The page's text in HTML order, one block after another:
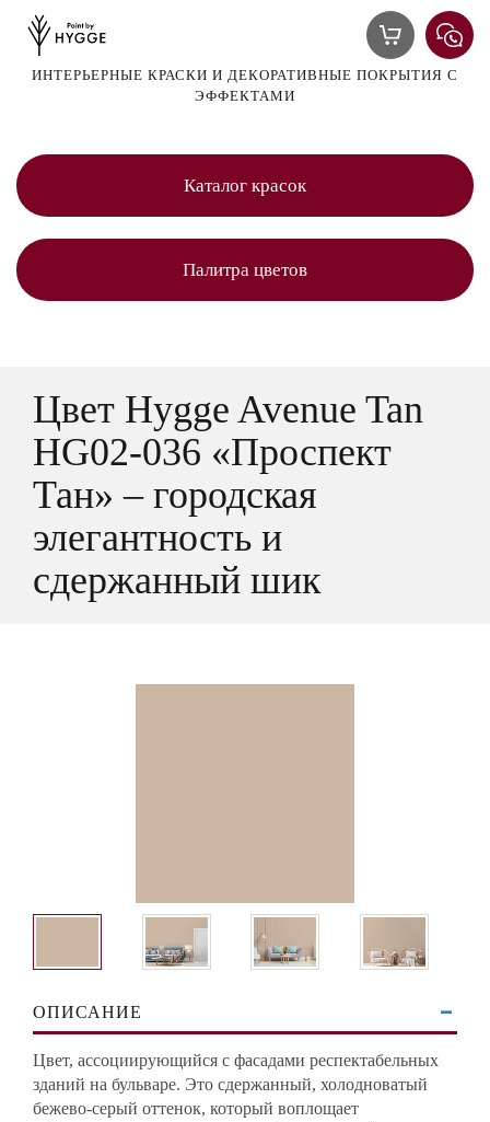
ИНТЕРЬЕРНЫЕ КРАСКИ И ДЕКОРАТИВНЫЕ ПОКРЫТИЯ С
ЭФФЕКТАМИ
Каталог красок
Палитра цветов
Цвет Hygge Avenue Tan
HG02-036 «Проспект
Тан» – городская
элегантность и
сдержанный шик
ОПИСАНИЕ
Цвет, ассоциирующийся с фасадами респектабельных
зданий на бульваре. Это сдержанный, холодноватый
бежево-серый оттенок, который воплощает